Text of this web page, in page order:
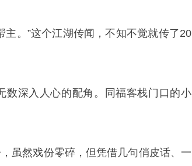
。”这个江湖传闻，不知不觉就传了20
数深入人心的配角。同福客栈门口的小
虽然戏份零碎，但凭借几句俏皮话、一